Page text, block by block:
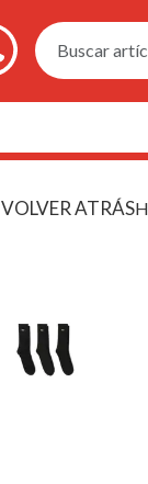
Buscar
VOLVER ATRÁS